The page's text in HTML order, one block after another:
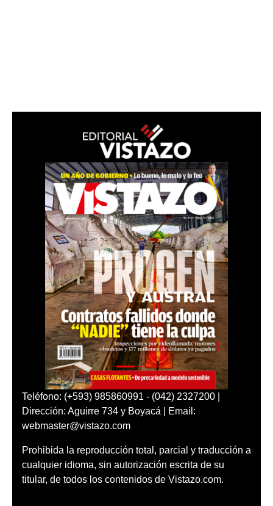
Teléfono: (+593) 985860991 - (042) 2327200 |
Dirección: Aguirre 734 y Boyacá | Email:
webmaster@vistazo.com
Prohibida la reproducción total, parcial y traducción a
cualquier idioma, sin autorización escrita de su
titular, de todos los contenidos de Vistazo.com.